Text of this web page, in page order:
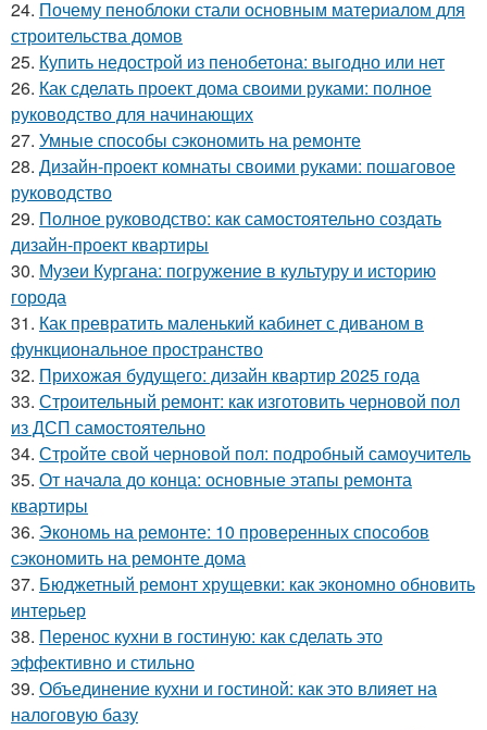
24. Почему пеноблоки стали основным материалом для
строительства домов
25. Купить недострой из пенобетона: выгодно или нет
26. Как сделать проект дома своими руками: полное
руководство для начинающих
27. Умные способы сэкономить на ремонте
28. Дизайн-проект комнаты своими руками: пошаговое
руководство
29. Полное руководство: как самостоятельно создать
дизайн-проект квартиры
30. Музеи Кургана: погружение в культуру и историю
города
31. Как превратить маленький кабинет с диваном в
функциональное пространство
32. Прихожая будущего: дизайн квартир 2025 года
33. Строительный ремонт: как изготовить черновой пол
из ДСП самостоятельно
34. Стройте свой черновой пол: подробный самоучитель
35. От начала до конца: основные этапы ремонта
квартиры
36. Экономь на ремонте: 10 проверенных способов
сэкономить на ремонте дома
37. Бюджетный ремонт хрущевки: как экономно обновить
интерьер
38. Перенос кухни в гостиную: как сделать это
эффективно и стильно
39. Объединение кухни и гостиной: как это влияет на
налоговую базу